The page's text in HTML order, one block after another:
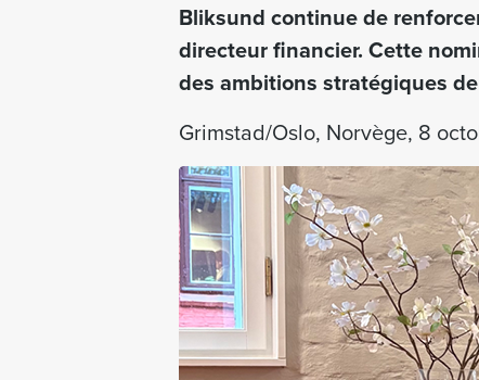
Bliksund continue de
directeur financier. Cette
des ambitions stratégiques
Grimstad/Oslo, Norvège, 8